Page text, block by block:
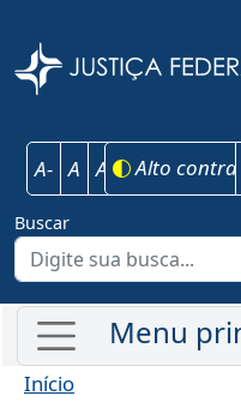
A- A A+ Alto
Buscar
Início